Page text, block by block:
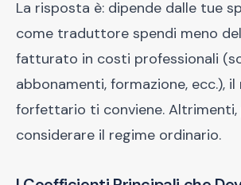
La risposta è: dipende dalle tue
come traduttore spendi meno
fatturato in costi professionali
abbonamenti, formazione, ecc.), il
forfettario ti conviene.
considerare il regime ordinario.